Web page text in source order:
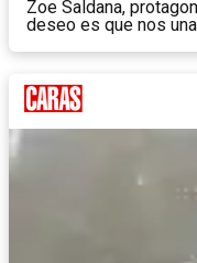
Zoe Saldana,
deseo es que nos